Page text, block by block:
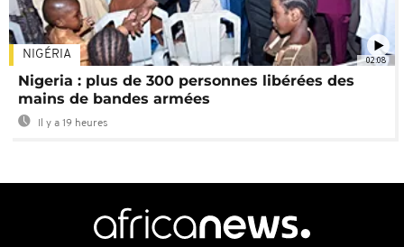
02:08
NIGÉRIA
Nigeria : plus de 300 personnes libérées des
mains de bandes armées
Il y a 19 heures